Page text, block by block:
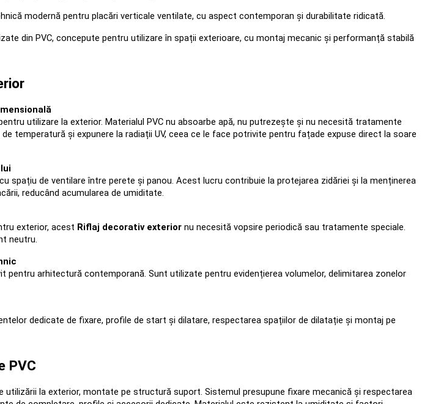
modernă pentru placări verticale ventilate, cu aspect contemporan și durabilitate ridicată.
din PVC, concepute pentru utilizare în spații exterioare, cu montaj mecanic și performanță stabilă
utilizare la exterior. Materialul PVC nu absoarbe apă, nu putrezește și nu necesită tratamente
temperatură și expunere la radiații UV, ceea ce le face potrivite pentru fațade expuse direct la soare
spațiu de ventilare între perete și panou. Acest lucru contribuie la protejarea zidăriei și la menținerea
reducând acumularea de umiditate.
exterior, acest Riflaj decorativ exterior nu necesită vopsire periodică sau tratamente speciale.
neutru.
pentru arhitectură contemporană. Sunt utilizate pentru evidențierea volumelor, delimitarea zonelor
dedicate de fixare, profile de start și dilatare, respectarea spațiilor de dilatație și montaj pe
PVC
utilizării la exterior, montate pe structură suport. Sistemul presupune fixare mecanică și respectarea